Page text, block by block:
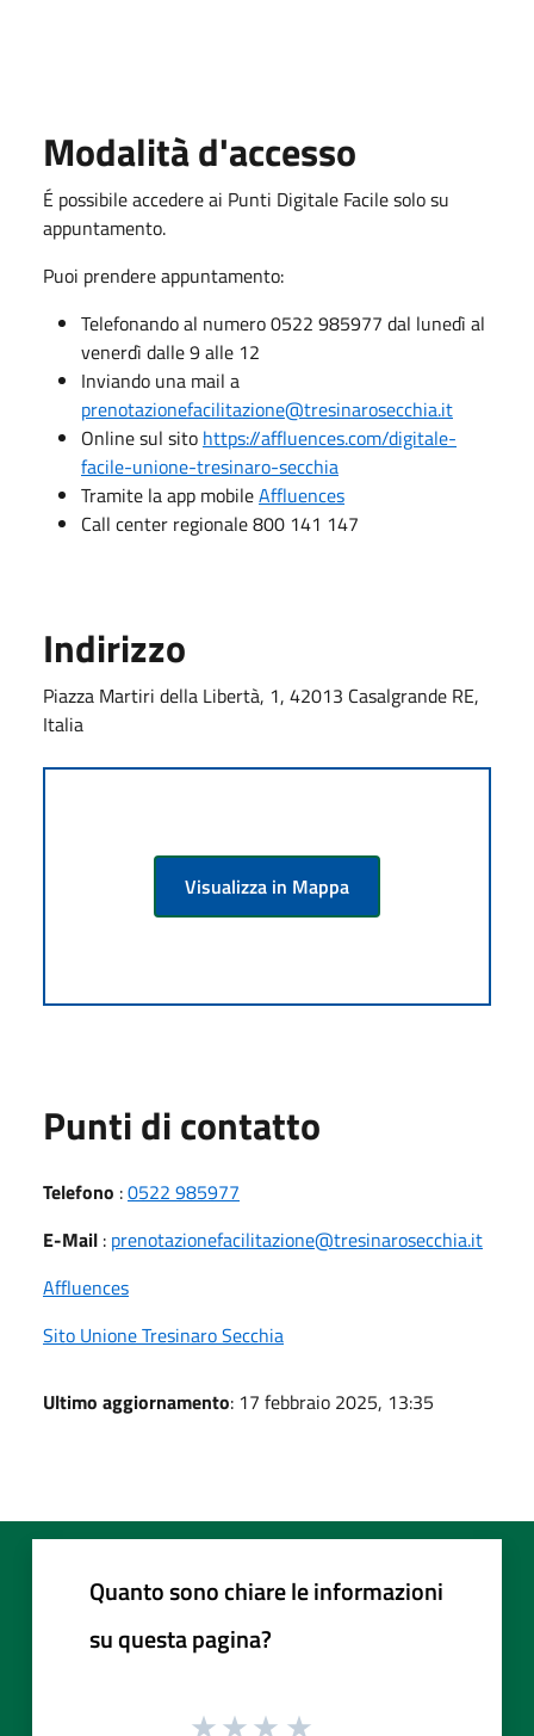
Modalità d'accesso
É possibile accedere ai Punti Digitale Facile solo su
appuntamento.
Puoi prendere appuntamento:
Telefonando al numero 0522 985977 dal lunedì al
venerdì dalle 9 alle 12
Inviando una mail a
prenotazionefacilitazione@tresinarosecchia.it
Online sul sito https://affluences.com/digitale-
facile-unione-tresinaro-secchia
Tramite la app mobileAffluences
Call center regionale 800 141 147
Indirizzo
Piazza Martiri della Libertà, 1, 42013 Casalgrande RE,
Italia
Visualizza in Mappa
Punti di contatto
Telefono :0522 985977
E-Mail : prenotazionefacilitazione@tresinarosecchia.it
Affluences
Sito Unione Tresinaro Secchia
Ultimo aggiornamento: 17 febbraio 2025, 13:35
Quanto sono chiare le informazioni
su questa pagina?